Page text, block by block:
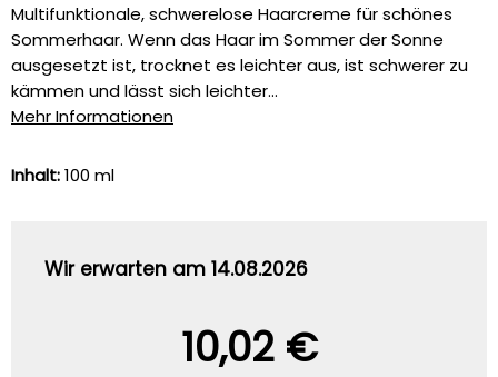
Multifunktionale, schwerelose Haarcreme für schönes
Sommerhaar. Wenn das Haar im Sommer der Sonne
ausgesetzt ist, trocknet es leichter aus, ist schwerer zu
kämmen und lässt sich leichter...
Mehr Informationen
Inhalt:100 ml
Wir erwarten am 14.08.2026
10,02 €